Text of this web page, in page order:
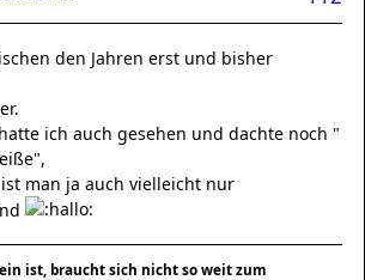
den Jahren erst und bisher
ich auch gesehen und dachte noch "
man ja auch vielleicht nur
ist, braucht sich nicht so weit zum